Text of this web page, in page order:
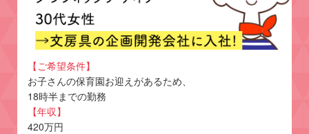
【ご希望条件】
お子さんの保育園お迎えがあるため、
18時半までの勤務
【年収】
420万円